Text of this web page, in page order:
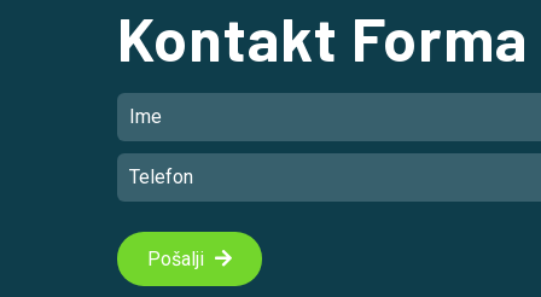
Kontakt Forma
Pošalji